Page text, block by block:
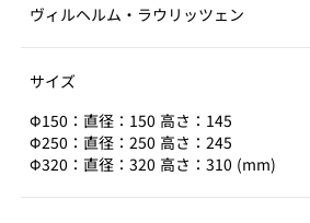
ヴィルヘルム・ラウリッツェン
サイズ
Φ150：直径：150 高さ：145
Φ250：直径：250 高さ：245
Φ320：直径：320 高さ：310 (mm)